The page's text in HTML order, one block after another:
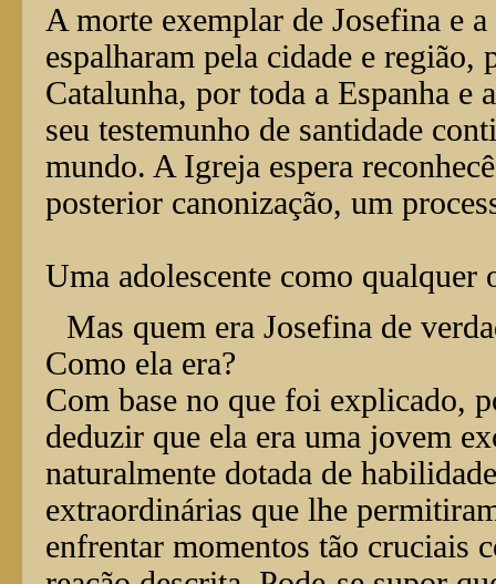
A morte exemplar de Josefina e
espalharam pela cidade e região,
Catalunha, por toda a Espanha e
seu testemunho de santidade
mundo. A Igreja espera
posterior canonização, um
Uma adolescente como
Mas quem era Josefina de
Como ela era?
Com base no que foi explicado,
deduzir que ela era uma jovem
naturalmente dotada de
extraordinárias que lhe
enfrentar momentos tão cruciais